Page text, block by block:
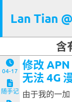
Lan Tian
含
04-17
随手记
修改
无法 4G
由于我的一